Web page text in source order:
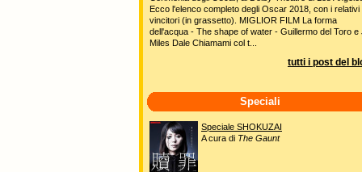
Ecco l'elenco completo degli Oscar 2018, con i relativi
vincitori (in grassetto). MIGLIOR FILM La forma
dell'acqua - The shape of water - Guillermo del Toro e
Miles Dale Chiamami col t...
tutti i post del
Speciali
Speciale SHOKUZAI
A cura di The Gaunt